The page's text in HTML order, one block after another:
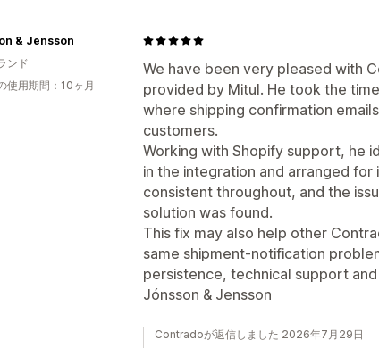
We have been very pleased with
provided by Mitul. He took the
where shipping confirmation
customers.
Working with Shopify support, he
in the integration and arranged
consistent throughout, and the
solution was found.
This fix may also help other
same shipment-notification
persistence, technical support
Jónsson & Jensson
& Jensson
ンド
使用期間：10ヶ月
Contradoが返信しました 2026年7月29日